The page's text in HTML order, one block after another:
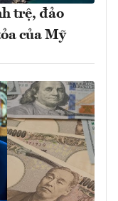
trệ, đảo
của Mỹ